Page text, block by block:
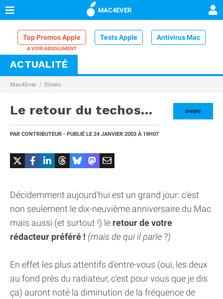
MAC4EVER
Top Promos Apple Tests Apple Antivirus Mac
VPN Mac
Comparatif iPhone
ACTUALITÉ
Mac4Ever Divers
DIVERS
Le retour du techos…
PAR CONTRIBUTEUR - PUBLIÉ LE 24 JANVIER 2003 À 19H07
Décidemment aujourd'hui est un grand jour: c'est
non seulement le dix-neuvième anniversaire du Mac
mais aussi (et surtout !) le retour de votre
rédacteur préféré ! (mais de qui il parle ?)
En effet les plus attentifs d'entre-vous (oui, les deux
au fond près du radiateur, c'est pour vous que je dis
ça) auront noté la diminution de la fréquence de